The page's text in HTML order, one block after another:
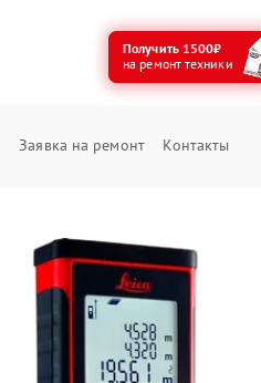
Получить 1500₽
на ремонт техники
Заявка на ремонт Контакты